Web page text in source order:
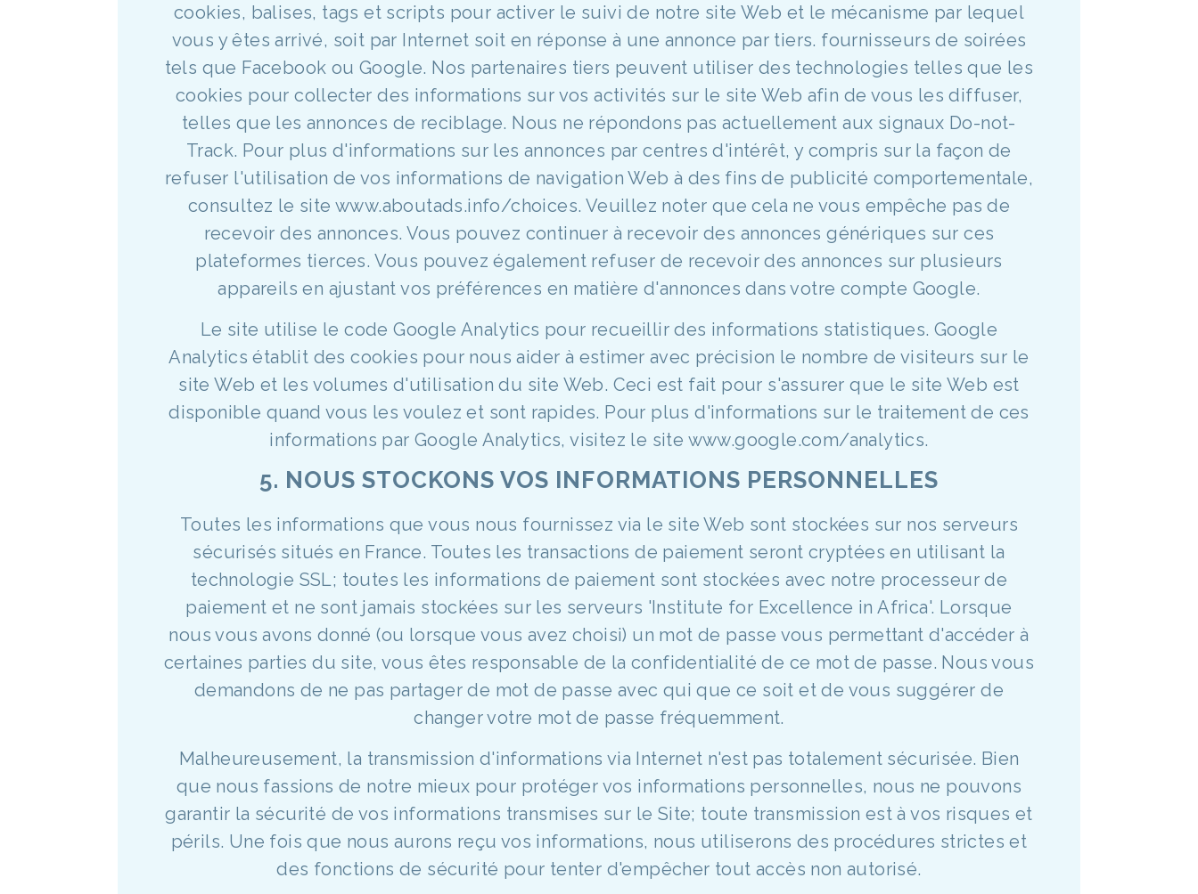
cookies, balises, tags et scripts pour activer le suivi de notre site Web et le mécanisme par lequel
vous y êtes arrivé, soit par Internet soit en réponse à une annonce par tiers. fournisseurs de soirées
tels que Facebook ou Google. Nos partenaires tiers peuvent utiliser des technologies telles que les
cookies pour collecter des informations sur vos activités sur le site Web afin de vous les diffuser,
telles que les annonces de reciblage. Nous ne répondons pas actuellement aux signaux Do-not-
Track. Pour plus d'informations sur les annonces par centres d'intérêt, y compris sur la façon de
refuser l'utilisation de vos informations de navigation Web à des fins de publicité comportementale,
consultez le site www.aboutads.info/choices. Veuillez noter que cela ne vous empêche pas de
recevoir des annonces. Vous pouvez continuer à recevoir des annonces génériques sur ces
plateformes tierces. Vous pouvez également refuser de recevoir des annonces sur plusieurs
appareils en ajustant vos préférences en matière d'annonces dans votre compte Google.
Le site utilise le code Google Analytics pour recueillir des informations statistiques. Google
Analytics établit des cookies pour nous aider à estimer avec précision le nombre de visiteurs sur le
site Web et les volumes d'utilisation du site Web. Ceci est fait pour s'assurer que le site Web est
disponible quand vous les voulez et sont rapides. Pour plus d'informations sur le traitement de ces
informations par Google Analytics, visitez le site www.google.com/analytics.
5. NOUS STOCKONS VOS INFORMATIONS PERSONNELLES
Toutes les informations que vous nous fournissez via le site Web sont stockées sur nos serveurs
sécurisés situés en France. Toutes les transactions de paiement seront cryptées en utilisant la
technologie SSL; toutes les informations de paiement sont stockées avec notre processeur de
paiement et ne sont jamais stockées sur les serveurs 'Institute for Excellence in Africa'. Lorsque
nous vous avons donné (ou lorsque vous avez choisi) un mot de passe vous permettant d'accéder à
certaines parties du site, vous êtes responsable de la confidentialité de ce mot de passe. Nous vous
demandons de ne pas partager de mot de passe avec qui que ce soit et de vous suggérer de
changer votre mot de passe fréquemment.
Malheureusement, la transmission d'informations via Internet n'est pas totalement sécurisée. Bien
que nous fassions de notre mieux pour protéger vos informations personnelles, nous ne pouvons
garantir la sécurité de vos informations transmises sur le Site; toute transmission est à vos risques et
périls. Une fois que nous aurons reçu vos informations, nous utiliserons des procédures strictes et
des fonctions de sécurité pour tenter d'empêcher tout accès non autorisé.